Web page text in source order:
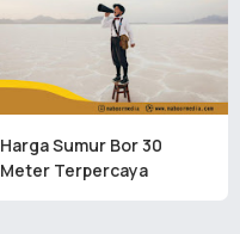
Harga Sumur Bor 30
Meter Terpercaya